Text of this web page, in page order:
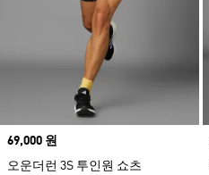
Price
69,000 원
오운더런 3S 투인원 쇼츠